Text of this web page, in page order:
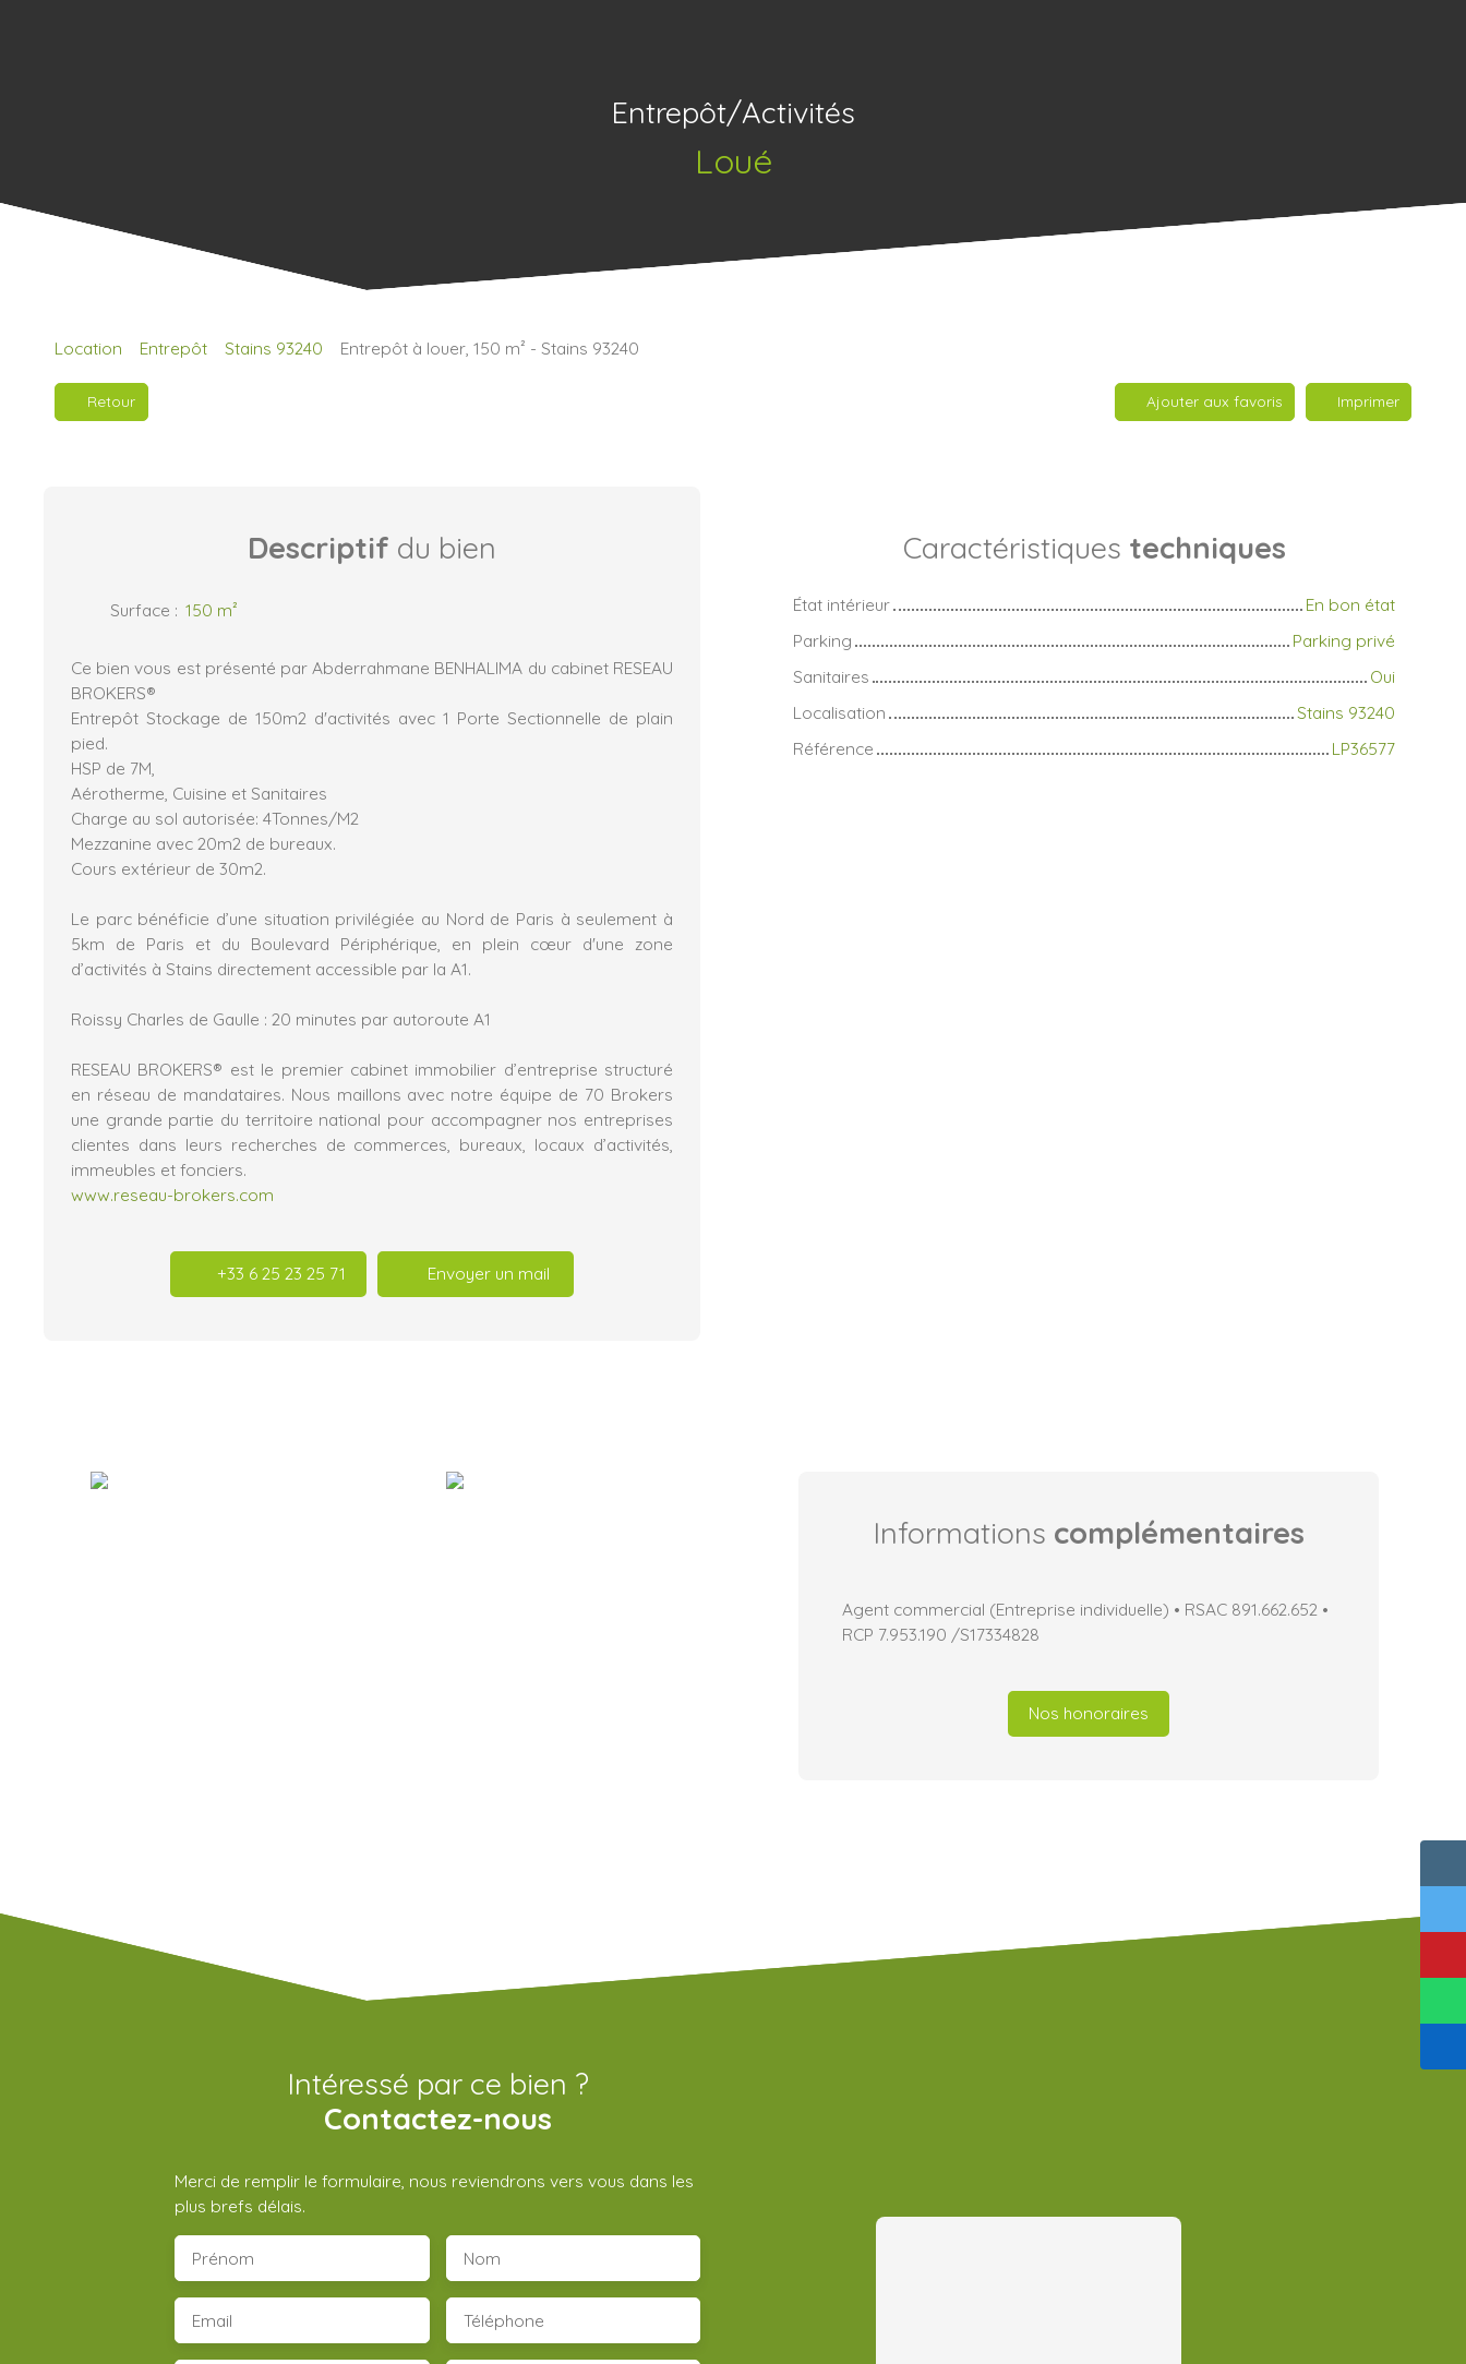
Entrepôt/Activités
Loué
Location Entrepôt Stains 93240 Entrepôt à louer, 150 m² - Stains 93240
Retour Ajouter aux favoris Imprimer
Descriptif du bien
Surface : 150 m²
Ce bien vous est présenté par Abderrahmane BENHALIMA du cabinet RESEAU
BROKERS®
Entrepôt Stockage de 150m2 d'activités avec 1 Porte Sectionnelle de plain
pied.
HSP de 7M,
Aérotherme, Cuisine et Sanitaires
Charge au sol autorisée: 4Tonnes/M2
Mezzanine avec 20m2 de bureaux.
Cours extérieur de 30m2.
Le parc bénéficie d’une situation privilégiée au Nord de Paris à seulement à
5km de Paris et du Boulevard Périphérique, en plein cœur d'une zone
d’activités à Stains directement accessible par la A1.
Roissy Charles de Gaulle : 20 minutes par autoroute A1
RESEAU BROKERS® est le premier cabinet immobilier d’entreprise structuré
en réseau de mandataires. Nous maillons avec notre équipe de 70 Brokers
une grande partie du territoire national pour accompagner nos entreprises
clientes dans leurs recherches de commerces, bureaux, locaux d’activités,
immeubles et fonciers.
www.reseau-brokers.com
+33 6 25 23 25 71 Envoyer un mail
Caractéristiques techniques
État intérieur
En bon état
Parking
Parking privé
Sanitaires
Oui
Localisation
Stains 93240
Référence
LP36577
Informations complémentaires
Agent commercial (Entreprise individuelle) • RSAC 891.662.652 •
RCP 7.953.190 /S17334828
Nos honoraires
Intéressé par ce bien ?
Contactez-nous
Merci de remplir le formulaire, nous reviendrons vers vous dans les
plus brefs délais.
Prénom Nom
Email Téléphone